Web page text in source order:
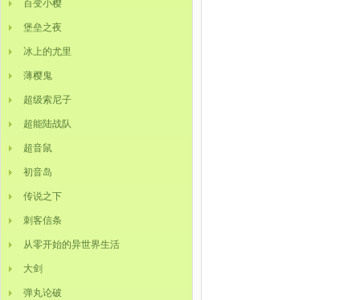
百变小樱
堡垒之夜
冰上的尤里
薄樱鬼
超级索尼子
超能陆战队
超音鼠
初音岛
传说之下
刺客信条
从零开始的异世界生活
大剑
弹丸论破